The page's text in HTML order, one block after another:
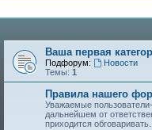
Ваша первая
Подфорум:
Новости
Темы: 1
Правила нашего
Уважаемые
дальнейшем от
приходится обговаривать.